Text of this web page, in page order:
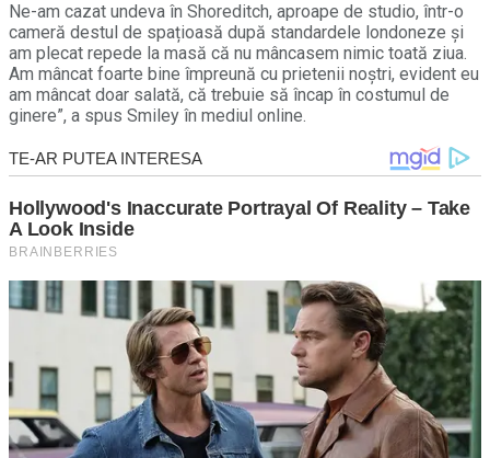
Ne-am cazat undeva în Shoreditch, aproape de studio, într-o
cameră destul de spațioasă după standardele londoneze și
am plecat repede la masă că nu mâncasem nimic toată ziua.
Am mâncat foarte bine împreună cu prietenii noștri, evident eu
am mâncat doar salată, că trebuie să încap în costumul de
ginere”, a spus Smiley în mediul online.